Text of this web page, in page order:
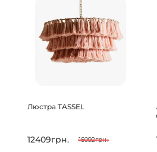
Люстра TASSEL
12409грн. 16092грн.